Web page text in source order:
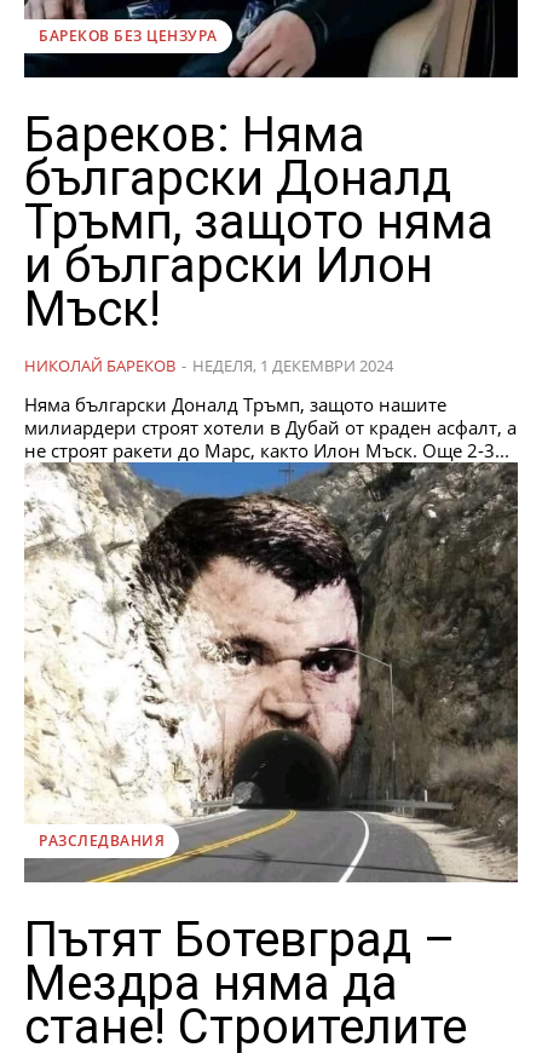
БАРЕКОВ БЕЗ ЦЕНЗУРА
Бареков: Няма
български Доналд
Тръмп, защото няма
и български Илон
Мъск!
НИКОЛАЙ БАРЕКОВ - НЕДЕЛЯ, 1 ДЕКЕМВРИ 2024
Няма български Доналд Тръмп, защото нашите
милиардери строят хотели в Дубай от краден асфалт, а
не строят ракети до Марс, както Илон Мъск. Още 2-3...
РАЗСЛЕДВАНИЯ
Пътят Ботевград –
Мездра няма да
стане! Строителите